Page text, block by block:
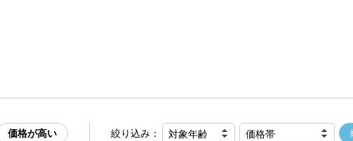
価格が高い 絞り込み： 対象年齢 価格帯